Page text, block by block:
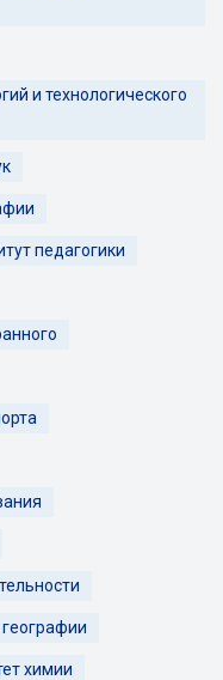
и технологического
педагогики
химии